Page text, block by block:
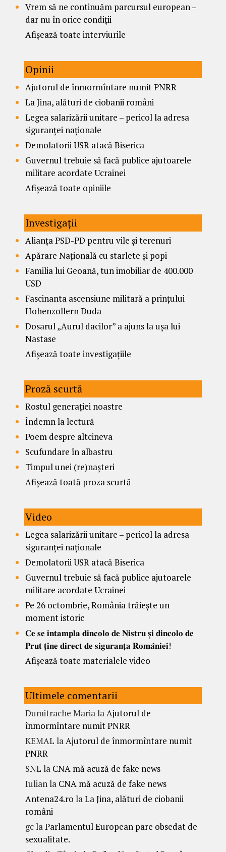
Vrem să ne continuăm parcursul european –
dar nu în orice condiții
Afișează toate interviurile
Opinii
Ajutorul de înmormîntare numit PNRR
La Jina, alături de ciobanii români
Legea salarizării unitare – pericol la adresa
siguranței naționale
Demolatorii USR atacă Biserica
Guvernul trebuie să facă publice ajutoarele
militare acordate Ucrainei
Afișează toate opiniile
Investigații
Alianța PSD-PD pentru vile și terenuri
Apărare Națională cu starlete și popi
Familia lui Geoană, tun imobiliar de 400.000
USD
Fascinanta ascensiune militară a prințului
Hohenzollern Duda
Dosarul „Aurul dacilor” a ajuns la ușa lui
Nastase
Afișează toate investigațiile
Proză scurtă
Rostul generației noastre
Îndemn la lectură
Poem despre altcineva
Scufundare în albastru
Timpul unei (re)nașteri
Afișează toată proza scurtă
Video
Legea salarizării unitare – pericol la adresa
siguranței naționale
Demolatorii USR atacă Biserica
Guvernul trebuie să facă publice ajutoarele
militare acordate Ucrainei
Pe 26 octombrie, România trăiește un
moment istoric
𝐂𝐞 𝐬𝐞 𝐢𝐧𝐭𝐚𝐦𝐩𝐥𝐚 𝐝𝐢𝐧𝐜𝐨𝐥𝐨 𝐝𝐞 𝐍𝐢𝐬𝐭𝐫𝐮 𝐬̦𝐢 𝐝𝐢𝐧𝐜𝐨𝐥𝐨 𝐝𝐞
𝐏𝐫𝐮𝐭 𝐭̦𝐢𝐧𝐞 𝐝𝐢𝐫𝐞𝐜𝐭 𝐝𝐞 𝐬𝐢𝐠𝐮𝐫𝐚𝐧𝐭̦𝐚 𝐑𝐨𝐦𝐚̂𝐧𝐢𝐞𝐢!
Afișează toate materialele video
Ultimele comentarii
Dumitrache MarialaAjutorul de
înmormîntare numit PNRR
KEMAL laAjutorul de înmormîntare numit
PNRR
SNL la CNA mă acuză de fake news
Iulianla CNA mă acuză de fake news
Antena24.ro laLa Jina, alături de ciobanii
români
gclaParlamentul European pare obsedat de
sexualitate.